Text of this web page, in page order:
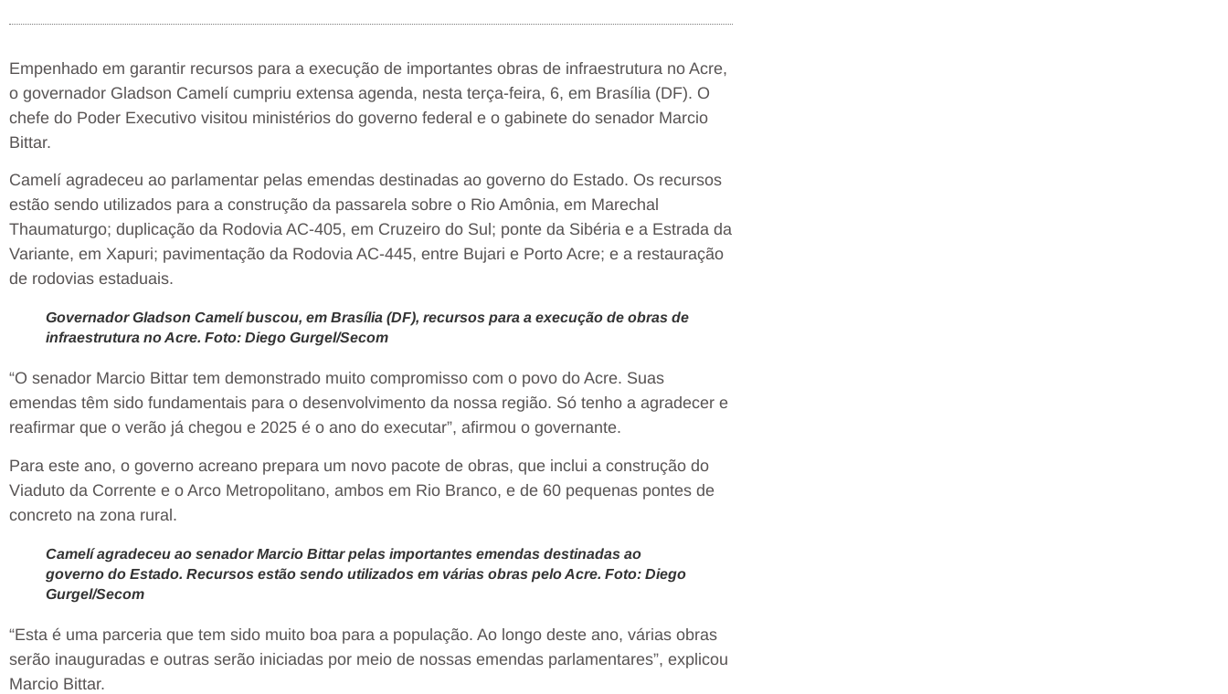
Empenhado em garantir recursos para a execução de importantes obras de infraestrutura no Acre,
o governador Gladson Camelí cumpriu extensa agenda, nesta terça-feira, 6, em Brasília (DF). O
chefe do Poder Executivo visitou ministérios do governo federal e o gabinete do senador Marcio
Bittar.
Camelí agradeceu ao parlamentar pelas emendas destinadas ao governo do Estado. Os recursos
estão sendo utilizados para a construção da passarela sobre o Rio Amônia, em Marechal
Thaumaturgo; duplicação da Rodovia AC-405, em Cruzeiro do Sul; ponte da Sibéria e a Estrada da
Variante, em Xapuri; pavimentação da Rodovia AC-445, entre Bujari e Porto Acre; e a restauração
de rodovias estaduais.
Governador Gladson Camelí buscou, em Brasília (DF), recursos para a execução de obras de
infraestrutura no Acre. Foto: Diego Gurgel/Secom
“O senador Marcio Bittar tem demonstrado muito compromisso com o povo do Acre. Suas
emendas têm sido fundamentais para o desenvolvimento da nossa região. Só tenho a agradecer e
reafirmar que o verão já chegou e 2025 é o ano do executar”, afirmou o governante.
Para este ano, o governo acreano prepara um novo pacote de obras, que inclui a construção do
Viaduto da Corrente e o Arco Metropolitano, ambos em Rio Branco, e de 60 pequenas pontes de
concreto na zona rural.
Camelí agradeceu ao senador Marcio Bittar pelas importantes emendas destinadas ao
governo do Estado. Recursos estão sendo utilizados em várias obras pelo Acre. Foto: Diego
Gurgel/Secom
“Esta é uma parceria que tem sido muito boa para a população. Ao longo deste ano, várias obras
serão inauguradas e outras serão iniciadas por meio de nossas emendas parlamentares”, explicou
Marcio Bittar.